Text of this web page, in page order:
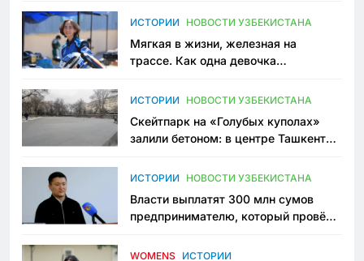
ИСТОРИИ НОВОСТИ УЗБЕКИСТАНА
Мягкая в жизни, железная на
трассе. Как одна девочка
Узбекистане
ИСТОРИИ НОВОСТИ УЗБЕКИСТАНА
Скейтпарк на «Голубых куполах»
залили бетоном: в центре Ташкента
пространство
ИСТОРИИ НОВОСТИ УЗБЕКИСТАНА
Власти выплатят 300 млн сумов
предпринимателю, который провёл
приговору
WOMENS ИСТОРИИ